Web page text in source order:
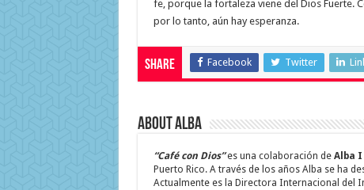
fe, porque la fortaleza viene del Dios Fuerte.
por lo tanto, aún hay esperanza.
Share Facebook Twitter
About Alba
“Café con Dios”es una colaboración de Alba
Puerto Rico. A través de los años Alba se ha
Actualmente es la Directora Internacional del